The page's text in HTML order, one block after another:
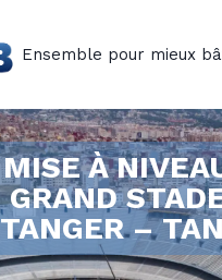
Ensemble pour mieux
MISE À
GRAND
TANGER –